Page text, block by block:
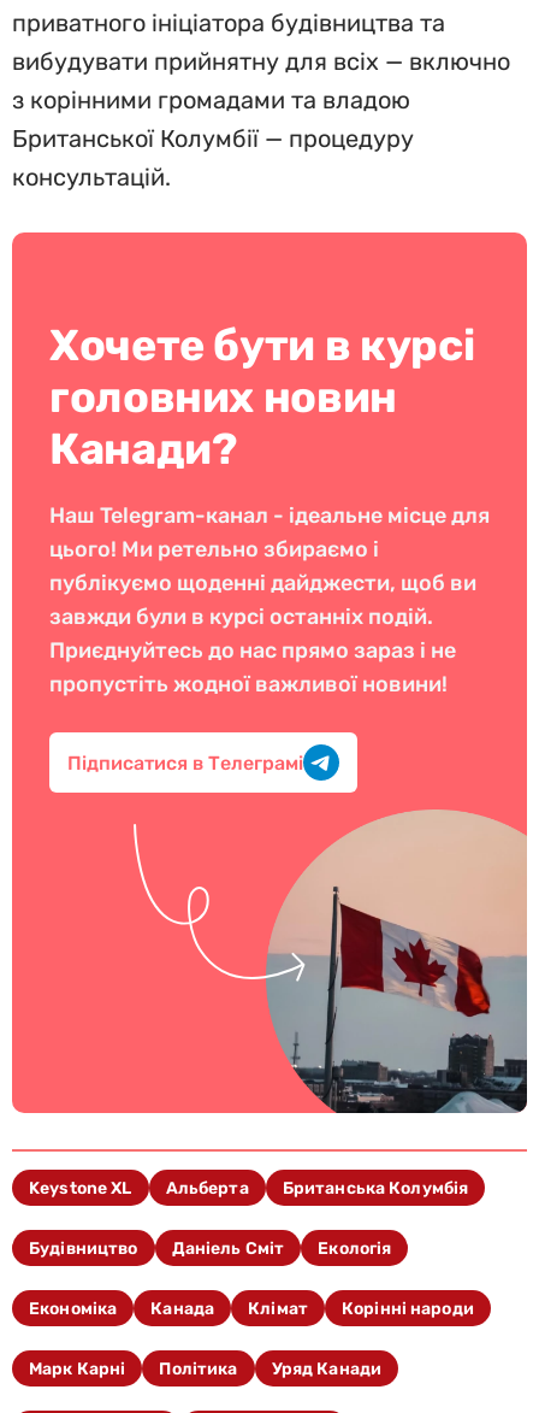
приватного ініціатора будівництва та
вибудувати прийнятну для всіх — включно
з корінними громадами та владою
Британської Колумбії — процедуру
консультацій.
Хочете бути в курсі
головних новин
Канади?
Наш Telegram-канал - ідеальне місце для
цього! Ми ретельно збираємо і
публікуємо щоденні дайджести, щоб ви
завжди були в курсі останніх подій.
Приєднуйтесь до нас прямо зараз і не
пропустіть жодної важливої новини!
Підписатися в Телеграмі
Keystone XL Альберта Британська Колумбія
Будівництво Даніель Сміт Екологія
Економіка Канада Клімат Корінні народи
Марк Карні Політика Уряд Канади